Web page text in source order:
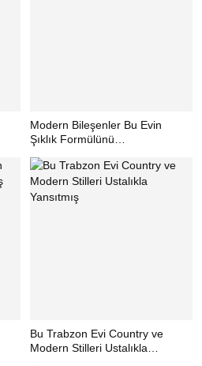
Modern Bileşenler Bu Evin
Şıklık Formülünü
Bu Trabzon Evi Country ve
Modern Stilleri Ustalıkla